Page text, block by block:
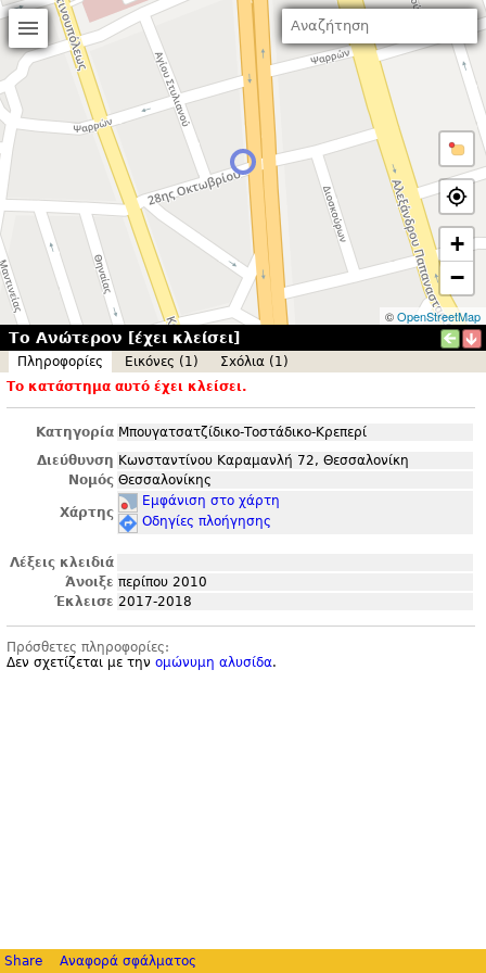
+
−
©OpenStreetMap
Το Ανώτερον [έχει κλείσει]
Πληροφορίες Εικόνες (1)
Σxόλια (1)
Το κατάστημα αυτό έχει κλείσει.
Κατηγορία Μπουγατσατζίδικο-Τοστάδικο-Κρεπερί
Διεύθυνση Κωνσταντίνου Καραμανλή 72, Θεσσαλονίκη
Νομός Θεσσαλονίκης
Χάρτης
Εμφάνιση στο χάρτη
Οδηγίες πλοήγησης
Λέξεις κλειδιά
Άνοιξε περίπου 2010
Έκλεισε 2017-2018
Πρόσθετες πληροφορίες:
Δεν σχετίζεται με την ομώνυμη αλυσίδα.
Share Αναφορά σφάλματος